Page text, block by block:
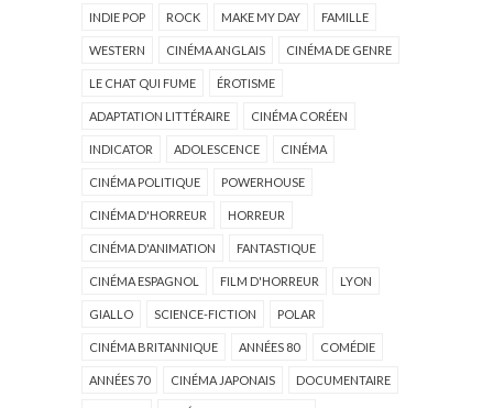
INDIE POP ROCK MAKE MY DAY FAMILLE
WESTERN CINÉMA ANGLAIS CINÉMA DE GENRE
LE CHAT QUI FUME ÉROTISME
ADAPTATION LITTÉRAIRE CINÉMA CORÉEN
INDICATOR ADOLESCENCE CINÉMA
CINÉMA POLITIQUE POWERHOUSE
CINÉMA D'HORREUR HORREUR
CINÉMA D'ANIMATION FANTASTIQUE
CINÉMA ESPAGNOL FILM D'HORREUR LYON
GIALLO SCIENCE-FICTION POLAR
CINÉMA BRITANNIQUE ANNÉES 80 COMÉDIE
ANNÉES 70 CINÉMA JAPONAIS DOCUMENTAIRE